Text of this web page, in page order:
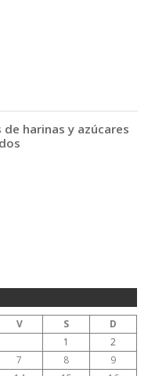
harinas y azúcares
V S
D
1
2
7 8
9